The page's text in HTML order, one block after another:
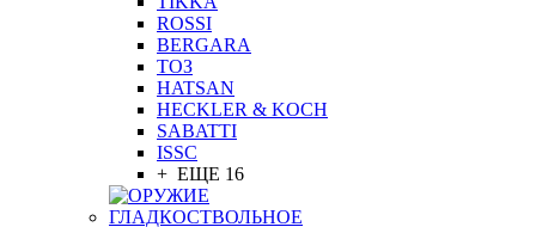
ROSSI
BERGARA
ТОЗ
HATSAN
HECKLER & KOCH
SABATTI
ISSC
+ ЕЩЕ 16